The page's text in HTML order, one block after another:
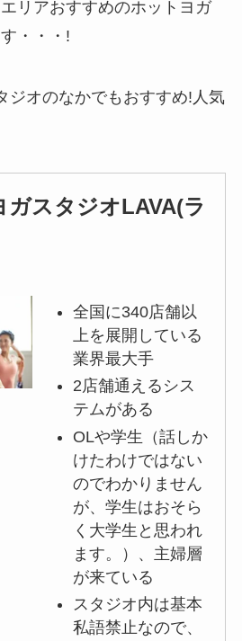
リアおすすめのホットヨガ
・・・!
ジオのなかでもおすすめ!人気
ガスタジオLAVA(ラ
全国に340店舗以
上を展開している
業界最大手
2店舗通えるシス
テムがある
OLや学生（話しか
けたわけではない
のでわかりません
が、学生はおそら
く大学生と思われ
ます。）、主婦層
が来ている
スタジオ内は基本
私語禁止なので、